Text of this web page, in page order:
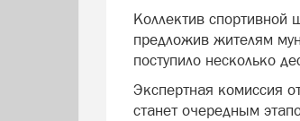
Коллектив спортивной
предложив жителям
поступило несколько
Экспертная комиссия
станет очередным